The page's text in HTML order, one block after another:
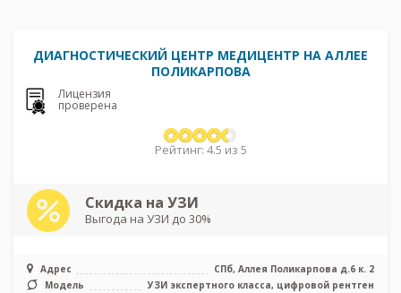
ДИАГНОСТИЧЕСКИЙ ЦЕНТР МЕДИЦЕНТР НА АЛЛЕЕ
ПОЛИКАРПОВА
Лицензия
проверена
Рейтинг: 4.5 из 5
Скидка на УЗИ
Выгода на УЗИ до 30%
Адрес
СПб, Аллея Поликарпова д.6 к. 2
Модель
УЗИ экспертного класса, цифровой рентген